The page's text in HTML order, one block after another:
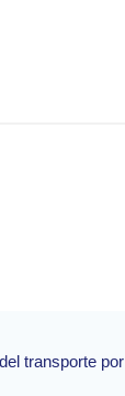
transporte por